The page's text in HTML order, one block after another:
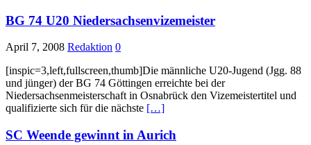
BG 74 U20 Niedersachsenvizemeister
April 7, 2008 Redaktion 0
[inspic=3,left,fullscreen,thumb]Die männliche U20-Jugend (Jgg. 88
und jünger) der BG 74 Göttingen erreichte bei der
Niedersachsenmeisterschaft in Osnabrück den Vizemeistertitel und
qualifizierte sich für die nächste […]
SC Weende gewinnt in Aurich